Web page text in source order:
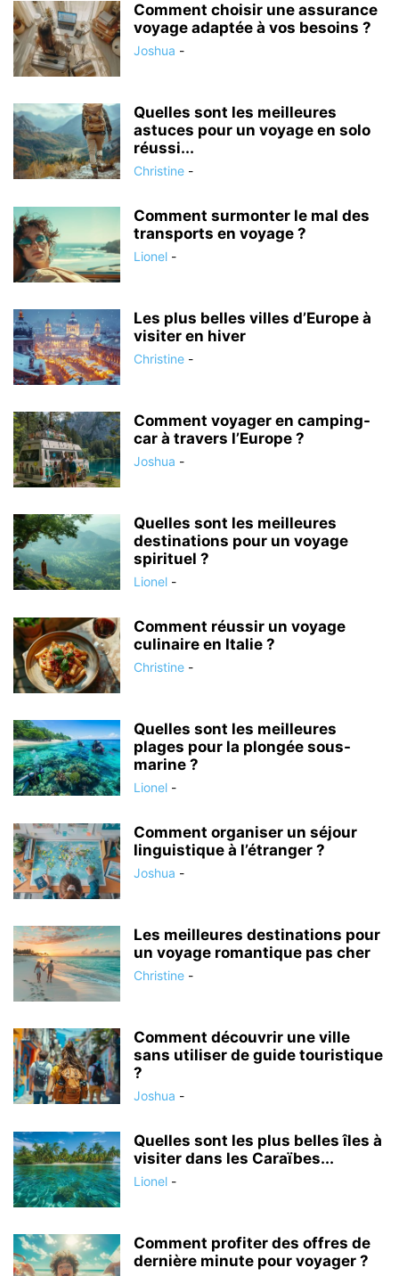
Comment choisir une assurance
voyage adaptée à vos besoins ?
Joshua -
Quelles sont les meilleures
astuces pour un voyage en solo
réussi...
Christine -
Comment surmonter le mal des
transports en voyage ?
Lionel -
Les plus belles villes d’Europe à
visiter en hiver
Christine -
Comment voyager en camping-
car à travers l’Europe ?
Joshua -
Quelles sont les meilleures
destinations pour un voyage
spirituel ?
Lionel -
Comment réussir un voyage
culinaire en Italie ?
Christine -
Quelles sont les meilleures
plages pour la plongée sous-
marine ?
Lionel -
Comment organiser un séjour
linguistique à l’étranger ?
Joshua -
Les meilleures destinations pour
un voyage romantique pas cher
Christine -
Comment découvrir une ville
sans utiliser de guide touristique
?
Joshua -
Quelles sont les plus belles îles à
visiter dans les Caraïbes...
Lionel -
Comment profiter des offres de
dernière minute pour voyager ?